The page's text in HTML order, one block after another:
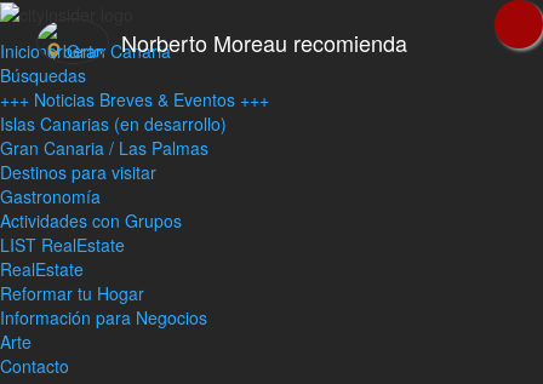
Norberto Moreau recomienda
Inicio
Gran Canaria
Búsquedas
+++ Noticias Breves & Eventos +++
Islas Canarias (en desarrollo)
Gran Canaria / Las Palmas
Destinos para visitar
Gastronomía
Actividades con Grupos
LIST RealEstate
RealEstate
Reformar tu Hogar
Información para Negocios
Arte
Contacto